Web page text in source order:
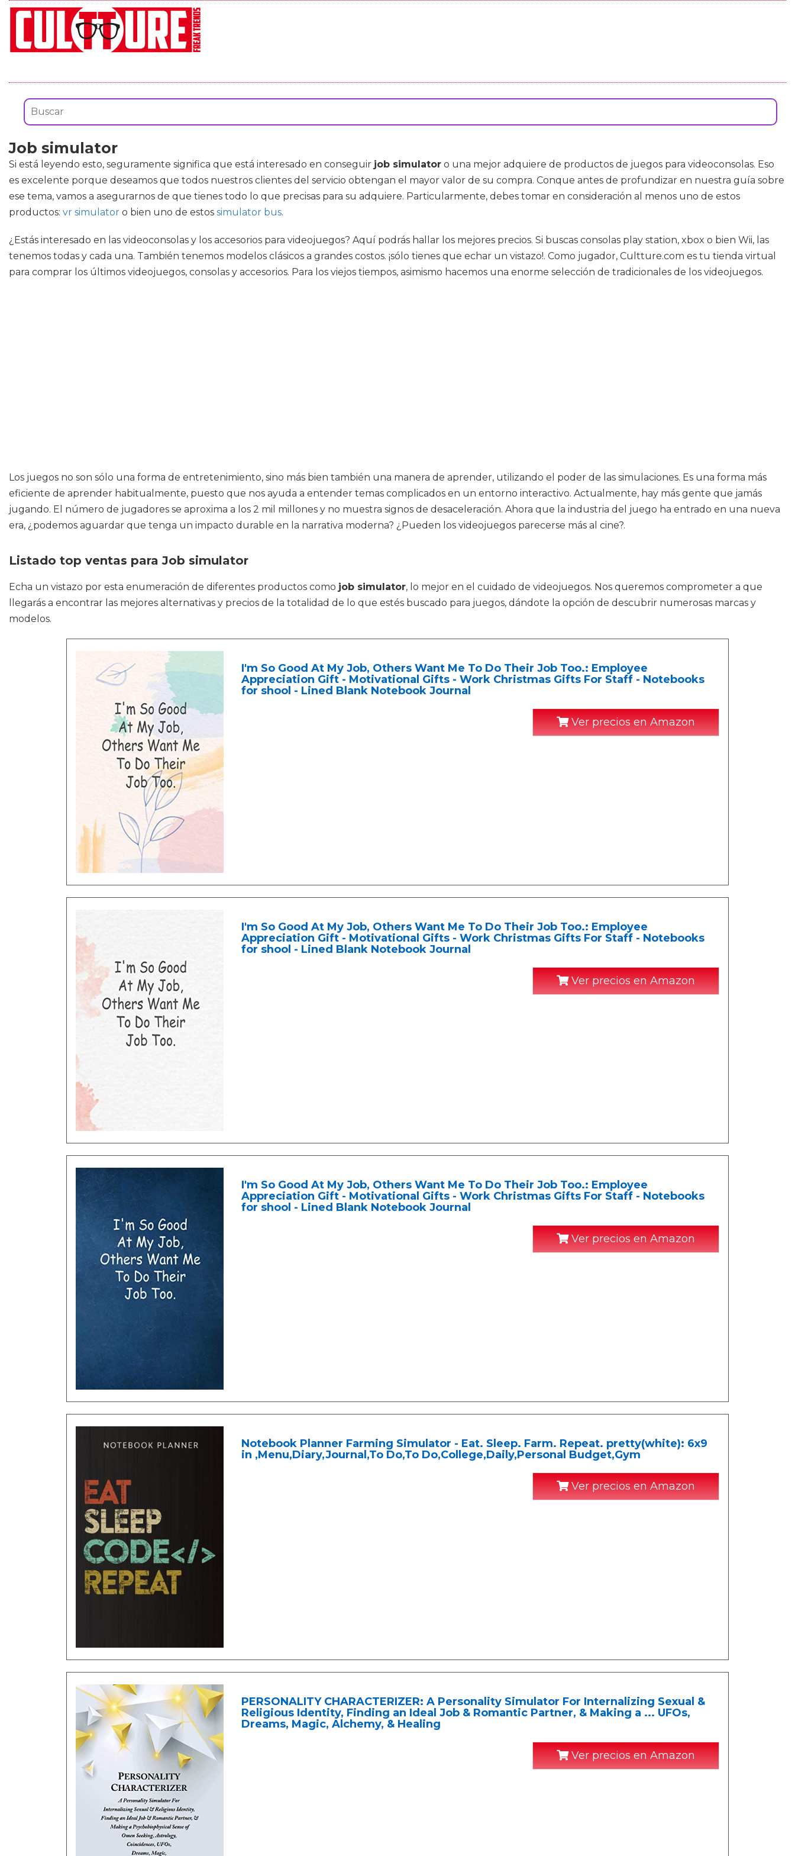
Job simulator
Si está leyendo esto, seguramente significa que está interesado en conseguir job simulator o una mejor adquiere de productos de juegos para videoconsolas. Eso
es excelente porque deseamos que todos nuestros clientes del servicio obtengan el mayor valor de su compra. Conque antes de profundizar en nuestra guía sobre
ese tema, vamos a asegurarnos de que tienes todo lo que precisas para su adquiere. Particularmente, debes tomar en consideración al menos uno de estos
productos: vr simulator o bien uno de estos simulator bus.
¿Estás interesado en las videoconsolas y los accesorios para videojuegos? Aquí podrás hallar los mejores precios. Si buscas consolas play station, xbox o bien Wii, las
tenemos todas y cada una. También tenemos modelos clásicos a grandes costos. ¡sólo tienes que echar un vistazo!. Como jugador, Cultture.com es tu tienda virtual
para comprar los últimos videojuegos, consolas y accesorios. Para los viejos tiempos, asimismo hacemos una enorme selección de tradicionales de los videojuegos.
Los juegos no son sólo una forma de entretenimiento, sino más bien también una manera de aprender, utilizando el poder de las simulaciones. Es una forma más
eficiente de aprender habitualmente, puesto que nos ayuda a entender temas complicados en un entorno interactivo. Actualmente, hay más gente que jamás
jugando. El número de jugadores se aproxima a los 2 mil millones y no muestra signos de desaceleración. Ahora que la industria del juego ha entrado en una nueva
era, ¿podemos aguardar que tenga un impacto durable en la narrativa moderna? ¿Pueden los videojuegos parecerse más al cine?.
Listado top ventas para Job simulator
Echa un vistazo por esta enumeración de diferentes productos como job simulator, lo mejor en el cuidado de videojuegos. Nos queremos comprometer a que
llegarás a encontrar las mejores alternativas y precios de la totalidad de lo que estés buscado para juegos, dándote la opción de descubrir numerosas marcas y
modelos.
I'm So Good At My Job, Others Want Me To Do Their Job Too.: Employee
Appreciation Gift - Motivational Gifts - Work Christmas Gifts For Staff - Notebooks
for shool - Lined Blank Notebook Journal
Ver precios en Amazon
I'm So Good At My Job, Others Want Me To Do Their Job Too.: Employee
Appreciation Gift - Motivational Gifts - Work Christmas Gifts For Staff - Notebooks
for shool - Lined Blank Notebook Journal
Ver precios en Amazon
I'm So Good At My Job, Others Want Me To Do Their Job Too.: Employee
Appreciation Gift - Motivational Gifts - Work Christmas Gifts For Staff - Notebooks
for shool - Lined Blank Notebook Journal
Ver precios en Amazon
Notebook Planner Farming Simulator - Eat. Sleep. Farm. Repeat. pretty(white): 6x9
in ,Menu,Diary,Journal,To Do,To Do,College,Daily,Personal Budget,Gym
Ver precios en Amazon
PERSONALITY CHARACTERIZER: A Personality Simulator For Internalizing Sexual &
Religious Identity, Finding an Ideal Job & Romantic Partner, & Making a ... UFOs,
Dreams, Magic, Alchemy, & Healing
Ver precios en Amazon